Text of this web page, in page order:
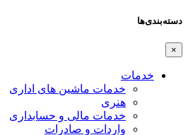
دسته‌بندی‌ها
×
خدمات
خدمات ماشین های اداری
هنری
خدمات مالی و حسابداری
واردات و صادرات